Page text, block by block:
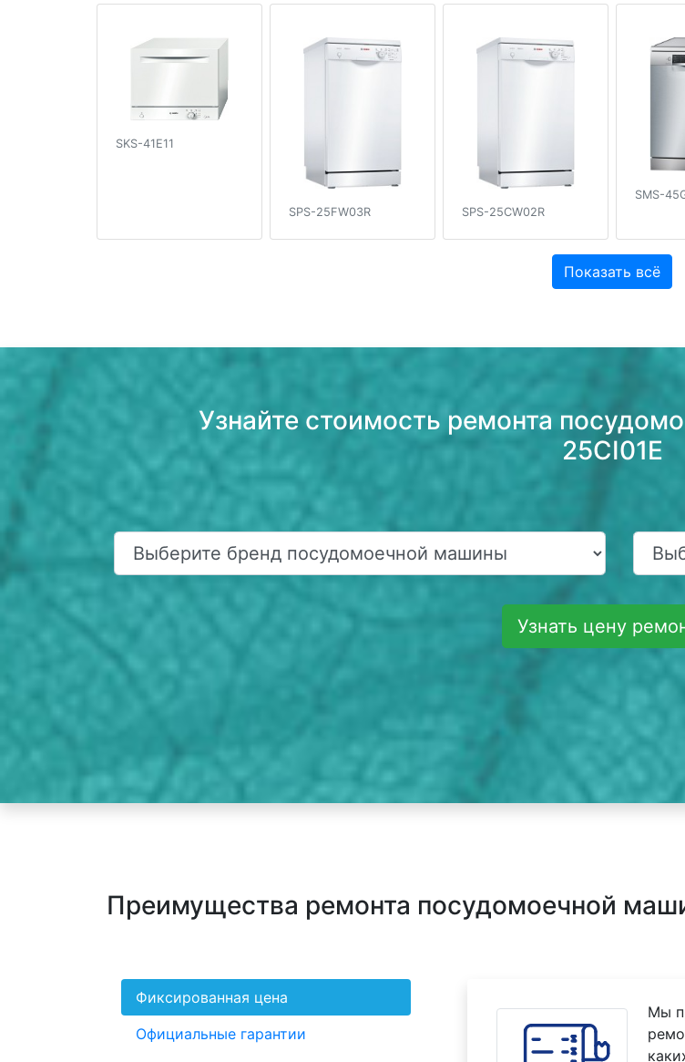
SKS-41E11
SPS-25FW03R SPS-25CW02R
SMS-
Показать всё
Узнайте стоимость ремонта
25CI01E
Узнать цену
Преимущества ремонта посудомоечной
Фиксированная цена
Официальные гарантии
Мы